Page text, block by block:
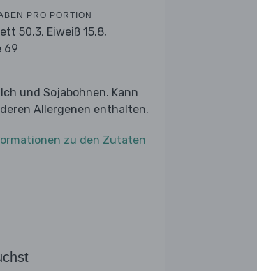
PRO PORTION
50.3, Eiweiß 15.8,
69
und Sojabohnen. Kann
Allergenen enthalten.
zu den Zutaten